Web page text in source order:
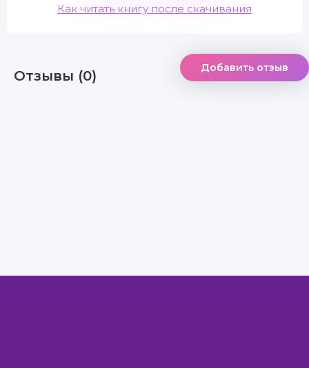
Как читать книгу после скачивания
Отзывы (0) Добавить отзыв